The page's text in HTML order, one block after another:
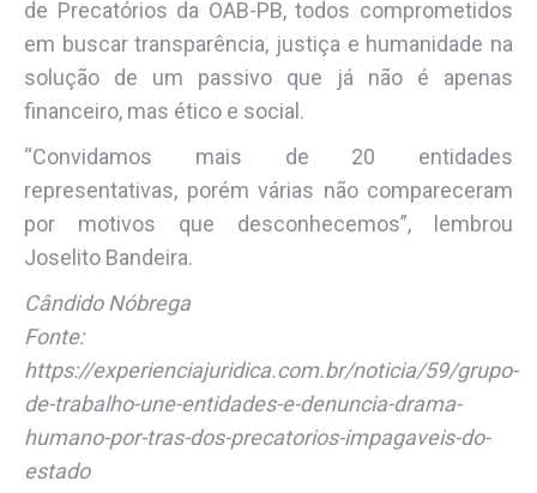
de Precatórios da OAB-PB, todos comprometidos
em buscar transparência, justiça e humanidade na
solução de um passivo que já não é apenas
financeiro, mas ético e social.
“Convidamos mais de 20 entidades
representativas, porém várias não compareceram
por motivos que desconhecemos”, lembrou
Joselito Bandeira.
Cândido Nóbrega
Fonte:
https://experienciajuridica.com.br/noticia/59/grupo-
de-trabalho-une-entidades-e-denuncia-drama-
humano-por-tras-dos-precatorios-impagaveis-do-
estado